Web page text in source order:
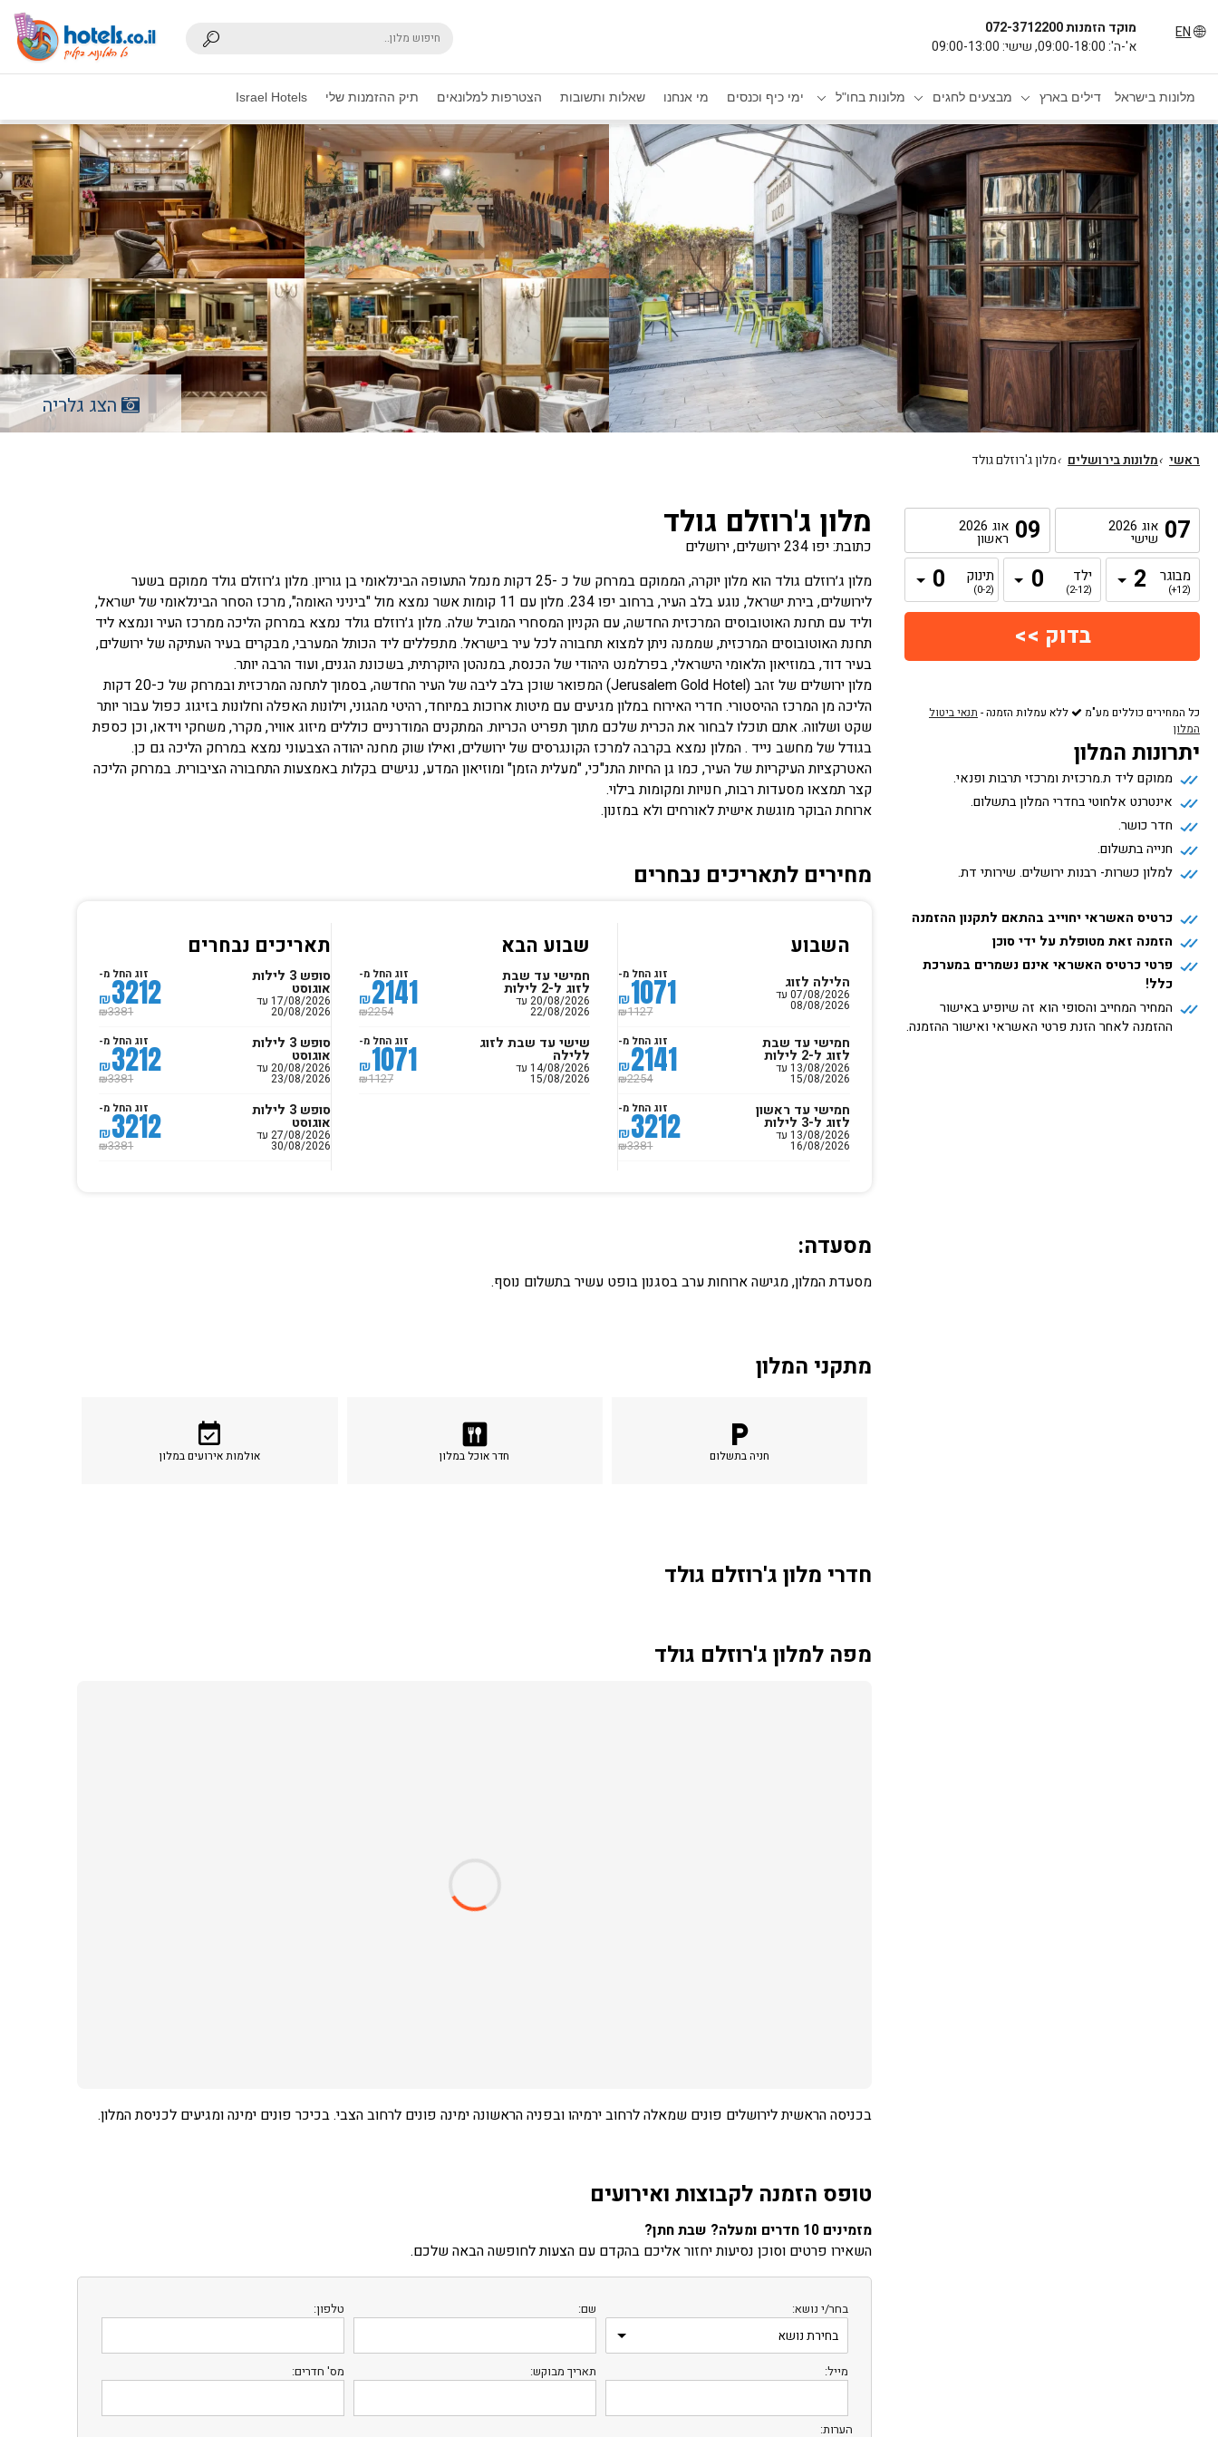
EN
מוקד הזמנות 072-3712200
א'-ה': 09:00-18:00, שישי: 09:00-13:00
מלונות בישראל דילים בארץ מבצעים לחגים מלונות בחו"ל ימי כיף וכנסים מי אנחנו שאלות ותשובות הצטרפות למלונאים תיק ההזמנות שלי Israel Hotels
הצג גלריה
ראשי ›מלונות בירושלים ›מלון ג'רוזלם גולד
07 אוג 2026
שישי 09 אוג 2026
ראשון
מבוגר
(12+)
ילד
(2-12)
תינוק
(0-2)
כל המחירים כוללים מע"מ ללא עמלות הזמנה- תנאי ביטול
המלון
יתרונות המלון
ממוקם ליד ת.מרכזית ומרכזי תרבות ופנאי.
אינטרנט אלחוטי בחדרי המלון בתשלום.
חדר כושר.
חנייה בתשלום.
למלון כשרות- רבנות ירושלים. שירותי דת.
כרטיס האשראי יחוייב בהתאם לתקנון ההזמנה
הזמנה זאת מטופלת על ידי סוכן
פרטי כרטיס האשראי אינם נשמרים במערכת
כלל!
המחיר המחייב והסופי הוא זה שיופיע באישור
ההזמנה לאחר הזנת פרטי האשראי ואישור ההזמנה.
מלון ג'רוזלם גולד
כתובת: יפו 234 ירושלים, ירושלים
מלון ג׳רוזלם גולד הוא מלון יוקרה, הממוקם במרחק של כ -25 דקות מנמל התעופה הבינלאומי בן גוריון. מלון ג׳רוזלם גולד ממוקם בשער
לירושלים, בירת ישראל, נוגע בלב העיר, ברחוב יפו 234. מלון עם 11 קומות אשר נמצא מול "ביניני האומה", מרכז הסחר הבינלאומי של ישראל,
וליד עם תחנת האוטובוסים המרכזית החדשה, עם הקניון המסחרי המוביל שלה. מלון ג׳רוזלם גולד נמצא במרחק הליכה ממרכז העיר ונמצא ליד
תחנת האוטובוסים המרכזית, שממנה ניתן למצוא תחבורה לכל עיר בישראל. מתפללים ליד הכותל המערבי, מבקרים בעיר העתיקה של ירושלים,
בעיר דוד, במוזיאון הלאומי הישראלי, בפרלמנט היהודי של הכנסת, במנהטן היוקרתית, בשכונת הגנים, ועוד הרבה יותר.
מלון ירושלים של זהב (Jerusalem Gold Hotel) המפואר שוכן בלב ליבה של העיר החדשה, בסמוך לתחנה המרכזית ובמרחק של כ-20 דקות
הליכה מן המרכז ההיסטורי. חדרי האירוח במלון מגיעים עם מיטות ארוכות במיוחד, רהיטי מהגוני, וילונות האפלה וחלונות בזיגוג כפול עבור יותר
שקט ושלווה. אתם תוכלו לבחור את הכרית שלכם מתוך תפריט הכריות. המתקנים המודרניים כוללים מיזוג אוויר, מקרר, משחקי וידאו, וכן כספת
בגודל של מחשב נייד . המלון נמצא בקרבה למרכז הקונגרסים של ירושלים, ואילו שוק מחנה יהודה הצבעוני נמצא במרחק הליכה גם כן.
האטרקציות העיקריות של העיר, כמו גן החיות התנ"כי, "מעלית הזמן" ומוזיאון המדע, נגישים בקלות באמצעות התחבורה הציבורית. במרחק הליכה
קצר תמצאו מסעדות רבות, חנויות ומקומות בילוי.
‏ארוחת הבוקר מוגשת אישית לאורחים ‏ולא במזנון.
מחירים לתאריכים נבחרים
השבוע
הלילה לזוג
07/08/2026 עד
08/08/2026
זוג החל מ-
₪1071
₪1127
חמישי עד שבת
לזוג ל-2 לילות
13/08/2026 עד
15/08/2026
זוג החל מ-
₪2141
₪2254
חמישי עד ראשון
לזוג ל-3 לילות
13/08/2026 עד
16/08/2026
זוג החל מ-
₪3212
₪3381
שבוע הבא
חמישי עד שבת
לזוג ל-2 לילות
20/08/2026 עד
22/08/2026
זוג החל מ-
₪2141
₪2254
שישי עד שבת לזוג
ללילה
14/08/2026 עד
15/08/2026
זוג החל מ-
₪1071
₪1127
תאריכים נבחרים
סופש 3 לילות
אוגוסט
17/08/2026 עד
20/08/2026
זוג החל מ-
₪3212
₪3381
סופש 3 לילות
אוגוסט
20/08/2026 עד
23/08/2026
זוג החל מ-
₪3212
₪3381
סופש 3 לילות
אוגוסט
27/08/2026 עד
30/08/2026
זוג החל מ-
₪3212
₪3381
מסעדה:
מסעדת המלון, מגישה ארוחות ערב בסגנון בופט עשיר בתשלום נוסף.
מתקני המלון
local_parking
חניה בתשלום
dining
חדר אוכל במלון
event_available
אולמות אירועים במלון
חדרי מלון ג'רוזלם גולד
מפה למלון ג'רוזלם גולד
בכניסה הראשית לירושלים פונים שמאלה לרחוב ירמיהו ובפניה הראשונה ימינה פונים לרחוב הצבי. בכיכר פונים ימינה ומגיעים לכניסת המלון.
טופס הזמנה לקבוצות ואירועים
מזמינים 10 חדרים ומעלה? שבת חתן?
השאירו פרטים וסוכן נסיעות יחזור אליכם בהקדם עם הצעות לחופשה הבאה שלכם.
בחר/י נושא: שם: טלפון:
מייל: תאריך מבוקש: מס' חדרים:
הערות: